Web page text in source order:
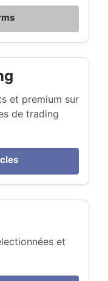
et premium sur
de trading
et